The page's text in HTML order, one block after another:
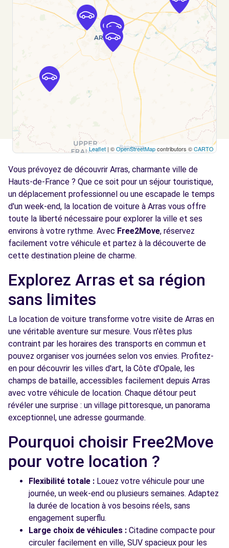
Free2Move Rent - EURL DECORTE - VITRY-
EN-ARTOIS (C)
km
28 ROUTE NATIONALE
VITRY-EN-ARTOIS, 62490
Voir l'agence
Free2Move Rent - GARAGE CASTELLE SAE
- LIEVIN (C)
14.8
km
98 RUE JEAN JAURES
Voir l'agence
Free2Move Rent - SOCIETE DELPORTE ET
FILS - BERLES-AU-BOIS (C)
15.0
km
9 RUE DU MOULIN
BERLES-AU-BOIS, 62123
Voir l'agence
LIEVIN (O)
km
LIEVIN, 62800
Voir l'agence
Leaflet | ©OpenStreetMapcontributors ©CARTO
Vous prévoyez de découvrir Arras, charmante ville de
Hauts-de-France ? Que ce soit pour un séjour touristique,
un déplacement professionnel ou une escapade le temps
d'un week-end, la location de voiture à Arras vous offre
toute la liberté nécessaire pour explorer la ville et ses
environs à votre rythme. Avec Free2Move, réservez
facilement votre véhicule et partez à la découverte de
cette destination pleine de charme.
Explorez Arras et sa région
sans limites
La location de voiture transforme votre visite de Arras en
une véritable aventure sur mesure. Vous n'êtes plus
contraint par les horaires des transports en commun et
pouvez organiser vos journées selon vos envies. Profitez-
en pour découvrir les villes d'art, la Côte d'Opale, les
champs de bataille, accessibles facilement depuis Arras
avec votre véhicule de location. Chaque détour peut
révéler une surprise : un village pittoresque, un panorama
exceptionnel, une adresse gourmande.
Pourquoi choisir Free2Move
pour votre location ?
Flexibilité totale : Louez votre véhicule pour une
journée, un week-end ou plusieurs semaines. Adaptez
la durée de location à vos besoins réels, sans
engagement superflu.
Large choix de véhicules : Citadine compacte pour
circuler facilement en ville, SUV spacieux pour les